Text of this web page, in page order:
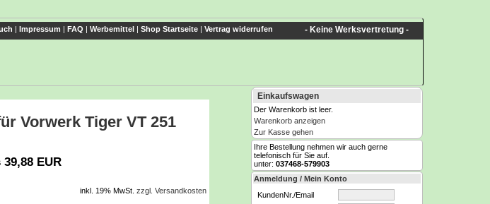
- Keine Werksvertretung -
| Impressum | FAQ | Werbemittel | Shop Startseite | Vertrag widerrufen
Vorwerk Tiger VT 251
39,88 EUR
inkl. 19% MwSt. zzgl. Versandkosten
Einkaufswagen
Der Warenkorb ist leer.
Warenkorb anzeigen
Zur Kasse gehen
Ihre Bestellung nehmen wir auch gerne
telefonisch für Sie auf.
unter: 037468-579903
Anmeldung / Mein Konto
KundenNr./Email